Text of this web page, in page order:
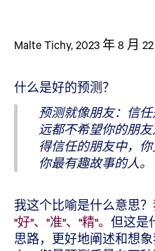
Malte Tichy,2023 年 8 月 22
什么是好的预测？
预测就像朋友：信
远都不希望你的朋
得信任的朋友中，
你最有趣故事的人。
我这个比喻是什么意思？
"好"、"准"、"精"。 但这是
思路，更好地阐述和想